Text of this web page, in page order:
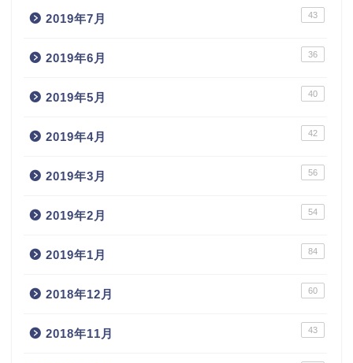
2019年7月 43
2019年6月 36
2019年5月 40
2019年4月 42
2019年3月 56
2019年2月 54
2019年1月 84
2018年12月 60
2018年11月 43